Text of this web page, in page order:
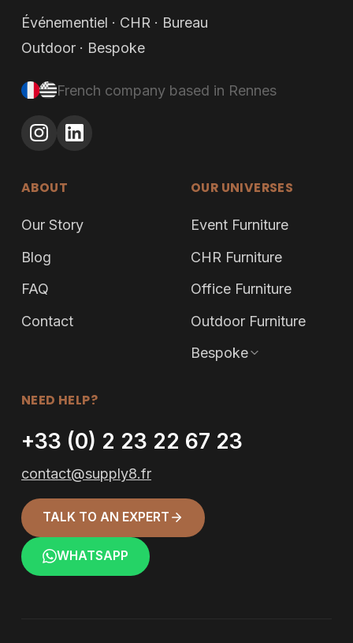
Événementiel · CHR · Bureau
Outdoor · Bespoke
French company based in Rennes
ABOUT
Our Story
Blog
FAQ
Contact
OUR UNIVERSES
Event Furniture
CHR Furniture
Office Furniture
Outdoor Furniture
Bespoke
NEED HELP?
+33 (0) 2 23 22 67 23
contact@supply8.fr
TALK TO AN EXPERT
WHATSAPP